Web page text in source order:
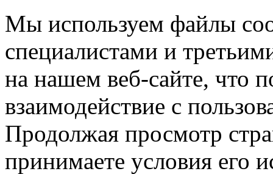
Мы используем файлы
специалистами и
на нашем веб-сайте, что
взаимодействие с
Продолжая просмотр
принимаете условия его